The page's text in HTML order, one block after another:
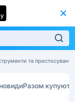
та пристосування
Разом купують